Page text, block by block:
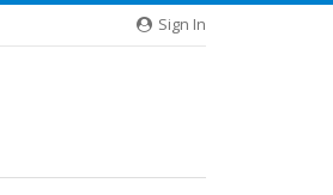
Sign In